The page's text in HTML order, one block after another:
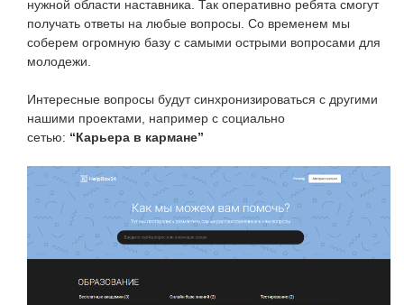
нужной области наставника. Так оперативно ребята смогут
получать ответы на любые вопросы. Со временем мы
соберем огромную базу с самыми острыми вопросами для
молодежи.
Интересные вопросы будут синхронизироваться с другими
нашими проектами, например с социально
сетью: “Карьера в кармане”